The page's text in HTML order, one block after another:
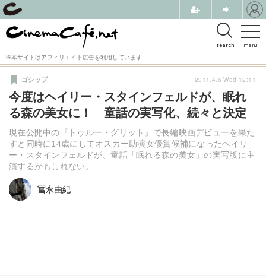
menu
search
※本サイトはアフィリエイト広告を利用しています
今度はヘイリー・スタインフェルドが、眠れ
る森の美女に！ 童話の実写化、続々と決定
現在公開中の『トゥルー・グリット』で長編映画デビューを果た
すと同時に14歳にしてオスカー助演女優賞候補になったヘイリ
ー・スタインフェルドが、童話「眠れる森の美女」の実写版に主
演するかもしれない。
ゴシップ
冨永由紀
冨永由紀
2011.4.6 Wed 12:11